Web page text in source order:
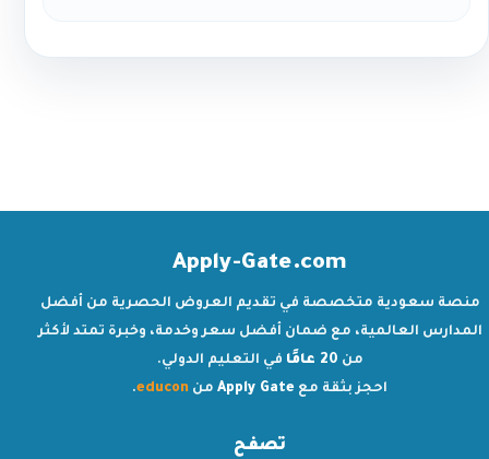
Apply-Gate.com
منصة سعودية متخصصة في تقديم العروض الحصرية من أفضل
المدارس العالمية، مع ضمان أفضل سعر وخدمة، وخبرة تمتد لأكثر
من 20 عامًا
في التعليم الدولي.
احجز بثقة مع Apply Gate من educon
.
تصفح